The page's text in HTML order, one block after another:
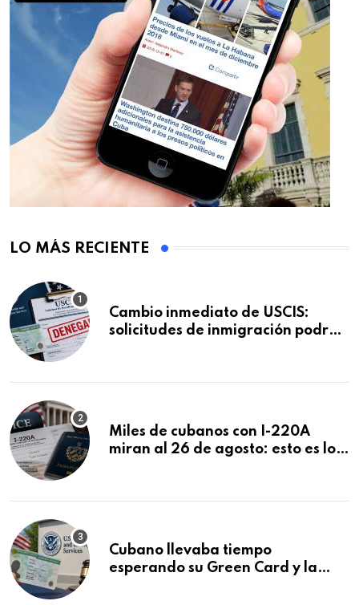
LO MÁS RECIENTE
Cambio inmediato de USCIS:
solicitudes de inmigración podrán
Miles de cubanos con I-220A
miran al 26 de agosto: esto es lo
Cubano llevaba tiempo
esperando su Green Card y la